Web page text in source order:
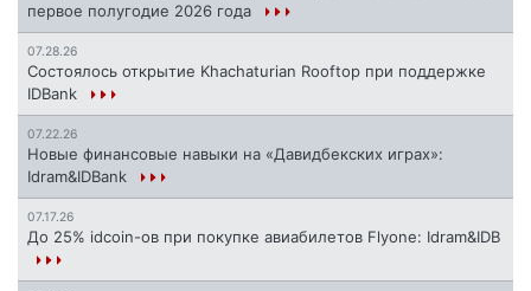
первое полугодие 2026 года
07.28.26
Состоялось открытие Khachaturian Rooftop при поддержке
IDBank
07.22.26
Новые финансовые навыки на «Давидбекских играх»:
Idram&IDBank
07.17.26
До 25% idcoin-ов при покупке авиабилетов Flyone: Idram&IDB